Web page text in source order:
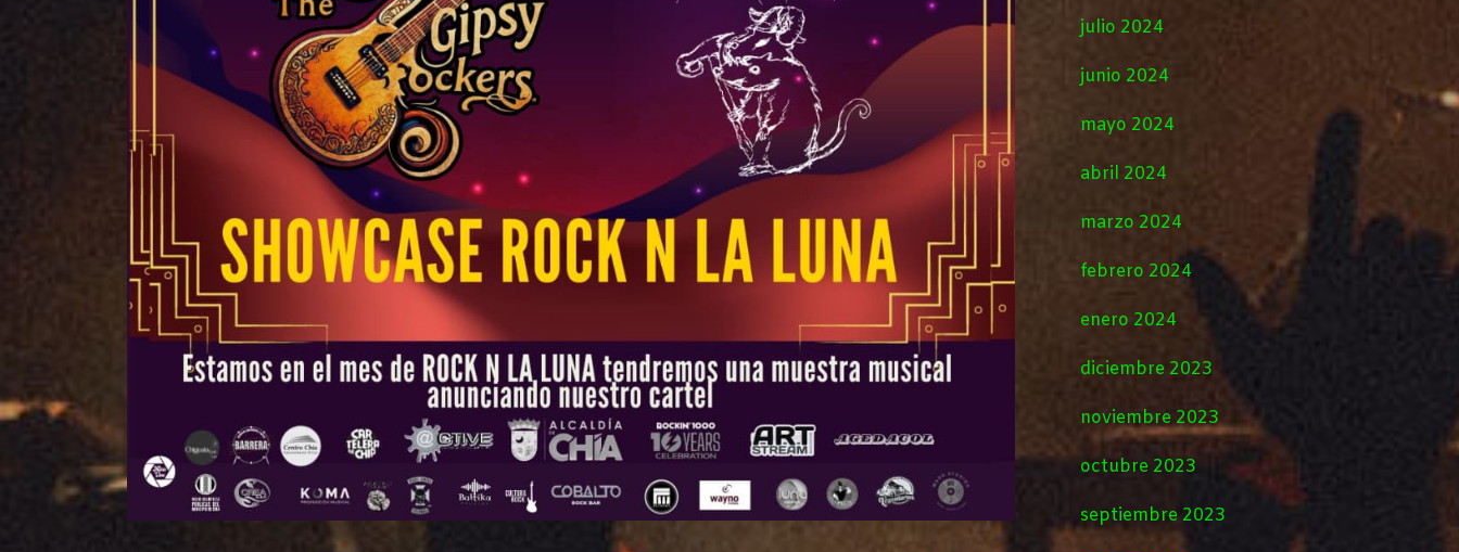
julio 2024
junio 2024
mayo 2024
abril 2024
marzo 2024
febrero 2024
enero 2024
diciembre 2023
noviembre 2023
octubre 2023
septiembre 2023